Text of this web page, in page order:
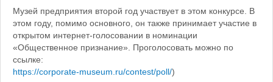
Музей предприятия второй год участвует в этом конкурсе. В
этом году, помимо основного, он также принимает участие в
открытом интернет-голосовании в номинации
«Общественное признание». Проголосовать можно по
ссылке:
https://corporate-museum.ru/contest/poll/)